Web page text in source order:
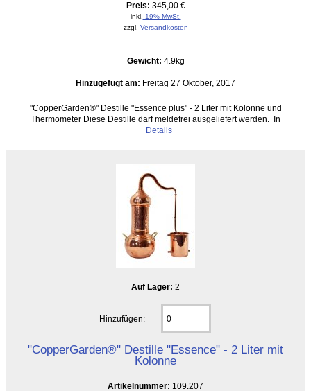
Preis: 345,00 €
inkl.
19% MwSt.
zzgl. Versandkosten
Gewicht: 4.9kg
Hinzugefügt am: Freitag 27 Oktober, 2017
"CopperGarden®" Destille "Essence plus" - 2 Liter mit Kolonne und
Thermometer Diese Destille darf meldefrei ausgeliefert werden. In
Details
Auf Lager: 2
Hinzufügen:
"CopperGarden®" Destille "Essence" - 2 Liter mit
Kolonne
Artikelnummer: 109.207